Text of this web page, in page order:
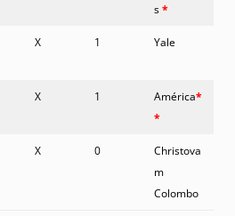
s*
X 1 Yale
X 1 América*
*
X 0
Christova
m
Colombo